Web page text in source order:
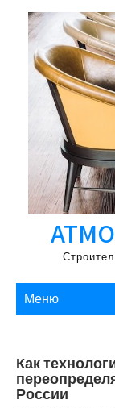
Перейти
содержимому
Меню
Как
России